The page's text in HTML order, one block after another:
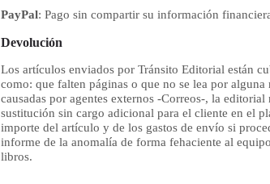
PayPal: Pago sin compartir su información
Devolución
Los artículos enviados por Tránsito Editorial están
como: que falten páginas o que no se lea por
causadas por agentes externos -Correos-, la
sustitución sin cargo adicional para el cliente en el
importe del artículo y de los gastos de envío si
informe de la anomalía de forma fehaciente al
libros.